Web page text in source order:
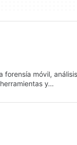
forensía móvil,
y…